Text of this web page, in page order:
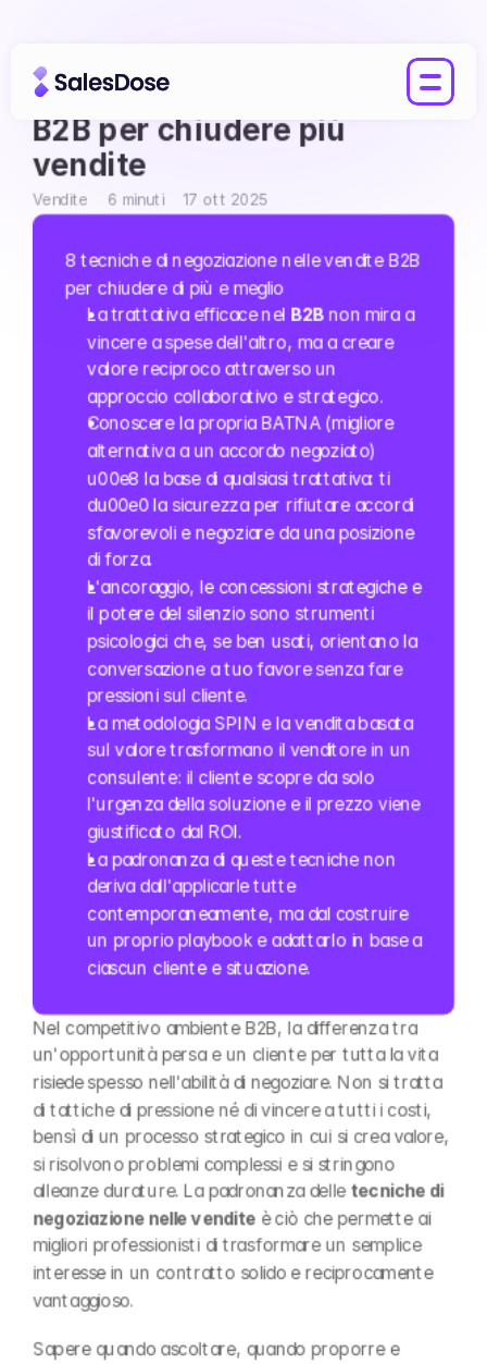
Tecniche di negoziazione
B2B per chiudere più
vendite
Vendite 6 minuti 17 ott 2025
8 tecniche di negoziazione nelle vendite B2B
per chiudere di più e meglio
La trattativa efficace nel B2B non mira a
vincere a spese dell'altro, ma a creare
valore reciproco attraverso un
approccio collaborativo e strategico.
Conoscere la propria BATNA (migliore
alternativa a un accordo negoziato)
u00e8 la base di qualsiasi trattativa: ti
du00e0 la sicurezza per rifiutare accordi
sfavorevoli e negoziare da una posizione
di forza.
L'ancoraggio, le concessioni strategiche e
il potere del silenzio sono strumenti
psicologici che, se ben usati, orientano la
conversazione a tuo favore senza fare
pressioni sul cliente.
La metodologia SPIN e la vendita basata
sul valore trasformano il venditore in un
consulente: il cliente scopre da solo
l'urgenza della soluzione e il prezzo viene
giustificato dal ROI.
La padronanza di queste tecniche non
deriva dall'applicarle tutte
contemporaneamente, ma dal costruire
un proprio playbook e adattarlo in base a
ciascun cliente e situazione.
Nel competitivo ambiente B2B, la differenza tra
un'opportunità persa e un cliente per tutta la vita
risiede spesso nell'abilità di negoziare. Non si tratta
di tattiche di pressione né di vincere a tutti i costi,
bensì di un processo strategico in cui si crea valore,
si risolvono problemi complessi e si stringono
alleanze durature. La padronanza delle tecniche di
negoziazione nelle vendite è ciò che permette ai
migliori professionisti di trasformare un semplice
interesse in un contratto solido e reciprocamente
vantaggioso.
Sapere quando ascoltare, quando proporre e